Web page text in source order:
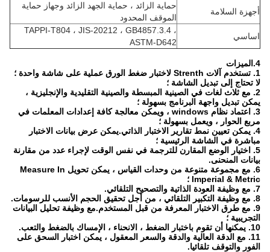
أجهزة السلامة
حماية الزائد ، حماية الجهد الزائد وجهاز حماية
الموقف المحدود
اساسي
TAPPI-T804 ، JIS-20212 ، GB4857.3.4 ،
ASTM-D642
4.الميزات
1. تستخدم آلات Strenth لاختبار ضغط الورق عملية على شاشة واحدة ؛
لا تحتاج إلى تبديل الشاشة ؛
2. مع ثلاث لغات في الصينية المبسطة والصينية التقليدية والإنجليزية ،
يمكن تبديل واجهة البرنامج بسهولة ؛
3. اعتماد نظام windows ، ويمكن معالجة كافة إعدادات المعلمات في
مربع الحوار ، ويعمل بسهولة ؛
4. يمكن تعيين نمط تقارير الاختبار الذاتي.يمكن عرض بيانات الاختبار
مباشرة في الشاشة الرئيسية ؛
5. اختيار الوضع المقارن للترجمة في نفس الوقت لإجراء عدد من مقارنة
بيانات المنحنى.
6. مع مجموعة متنوعة من وحدات القياس ، يمكن تحويل Measure In
Imperial & Metric ؛
7. مع وظيفة العودة الذاتية والتصحيح التلقائي.
8. مع وظيفة التكبير التلقائي ، من أجل تحقيق الحجم الأنسب للرسومات.
9. مع طرق الاختبار المعرفة من قبل المستخدم.مع وظيفة تحليل البيانات
التجريبية ؛
10. يمكنها أن تقوم باختبار الضغط ، الانحناء ، الإمساك بالضغط والتعب.
11. مع الدقة العالية والدقة والسعر المعقول ، يمكن اختبار السحق على
الفور والتوقف تلقائيا.